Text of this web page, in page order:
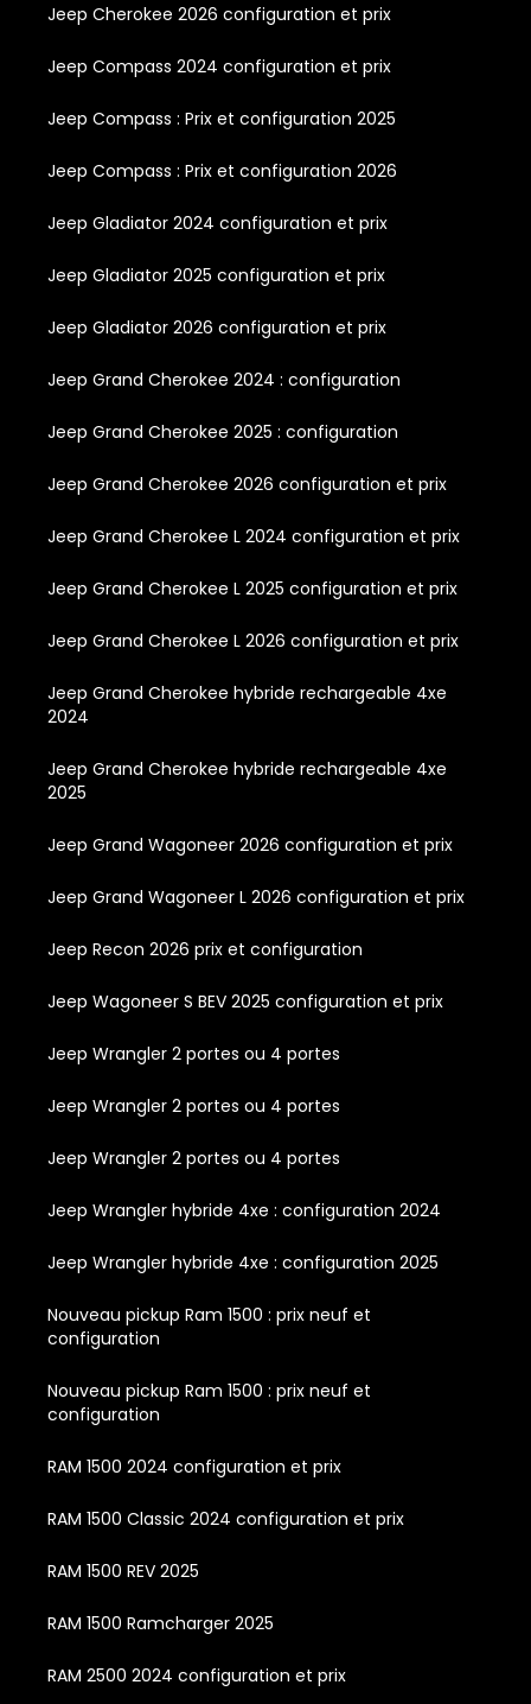
Jeep Cherokee 2026 configuration et prix
Jeep Compass 2024 configuration et prix
Jeep Compass : Prix et configuration 2025
Jeep Compass : Prix et configuration 2026
Jeep Gladiator 2024 configuration et prix
Jeep Gladiator 2025 configuration et prix
Jeep Gladiator 2026 configuration et prix
Jeep Grand Cherokee 2024 : configuration
Jeep Grand Cherokee 2025 : configuration
Jeep Grand Cherokee 2026 configuration et prix
Jeep Grand Cherokee L 2024 configuration et prix
Jeep Grand Cherokee L 2025 configuration et prix
Jeep Grand Cherokee L 2026 configuration et prix
Jeep Grand Cherokee hybride rechargeable 4xe
2024
Jeep Grand Cherokee hybride rechargeable 4xe
2025
Jeep Grand Wagoneer 2026 configuration et prix
Jeep Grand Wagoneer L 2026 configuration et prix
Jeep Recon 2026 prix et configuration
Jeep Wagoneer S BEV 2025 configuration et prix
Jeep Wrangler 2 portes ou 4 portes
Jeep Wrangler 2 portes ou 4 portes
Jeep Wrangler 2 portes ou 4 portes
Jeep Wrangler hybride 4xe : configuration 2024
Jeep Wrangler hybride 4xe : configuration 2025
Nouveau pickup Ram 1500 : prix neuf et
configuration
Nouveau pickup Ram 1500 : prix neuf et
configuration
RAM 1500 2024 configuration et prix
RAM 1500 Classic 2024 configuration et prix
RAM 1500 REV 2025
RAM 1500 Ramcharger 2025
RAM 2500 2024 configuration et prix